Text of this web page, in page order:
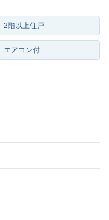
2階以上住戸
エアコン付